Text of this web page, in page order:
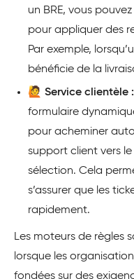
un BRE, vous
pour appliquer des
Par exemple,
bénéficie de la
🙋 Service clientèle :
formulaire
pour acheminer
support client vers
sélection. Cela
s’assurer que les
rapidement.
Les moteurs de règles
lorsque les
fondées sur des